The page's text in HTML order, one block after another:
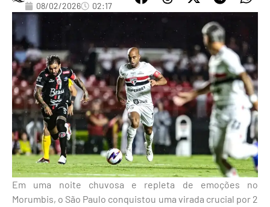
08/02/2026 02:17
Em uma noite chuvosa e repleta de emoções no
Morumbis, o São Paulo conquistou uma virada crucial por 2